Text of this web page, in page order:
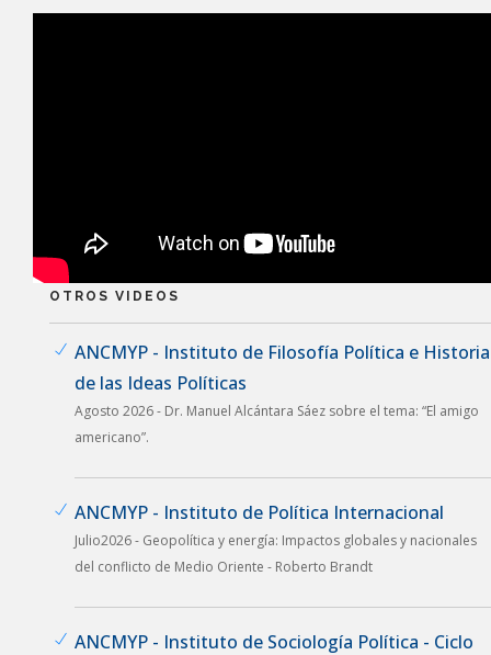
OTROS VIDEOS
ANCMYP - Instituto de Filosofía Política e Historia
de las Ideas Políticas
Agosto 2026 - Dr. Manuel Alcántara Sáez sobre el tema: “El amigo
americano”.
ANCMYP - Instituto de Política Internacional
Julio2026 - Geopolítica y energía: Impactos globales y nacionales
del conflicto de Medio Oriente - Roberto Brandt
ANCMYP - Instituto de Sociología Política - Ciclo